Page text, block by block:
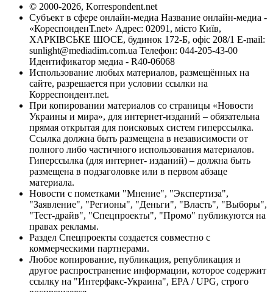
© 2000-2026, Korrespondent.net
Субъект в сфере онлайн-медиа Название онлайн-медиа -
«КореспонденТ.net» Адрес: 02091, місто Київ,
ХАРКІВСЬКЕ ШОСЕ, будинок 172-Б, офіс 208/1 E-mail:
sunlight@mediadim.com.ua Телефон: 044-205-43-00
Идентификатор медиа - R40-06068
Использование любых материалов, размещённых на
сайте, разрешается при условии ссылки на
Корреспондент.net.
При копировании материалов со страницы «Новости
Украины и мира», для интернет-изданий – обязательна
прямая открытая для поисковых систем гиперссылка.
Ссылка должна быть размещена в независимости от
полного либо частичного использования материалов.
Гиперссылка (для интернет- изданий) – должна быть
размещена в подзаголовке или в первом абзаце
материала.
Новости с пометками "Мнение", "Экспертиза",
"Заявление", "Регионы", "Деньги", "Власть", "Выборы",
"Тест-драйв", "Спецпроекты", "Промо" публикуются на
правах рекламы.
Раздел Спецпроекты создается совместно с
коммерческими партнерами.
Любое копирование, публикация, републикация и
другое распространение информации, которое содержит
ссылку на "Интерфакс-Украина", EPA / UPG, строго